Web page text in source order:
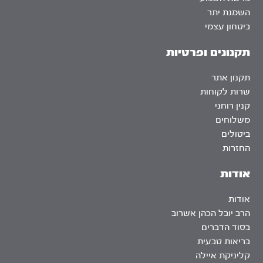
אודות
אודות
הרב יובל הכהן אשרוב
בסוד הדברים
בריאות טבעית
קליניקת איילה
השמנת יתר
ביטחון עצמי
תקנונים ופרטיות
תקנון אתר
שרות לקוחות
קנין רוחני
משלוחים
ביטולים
החזרות